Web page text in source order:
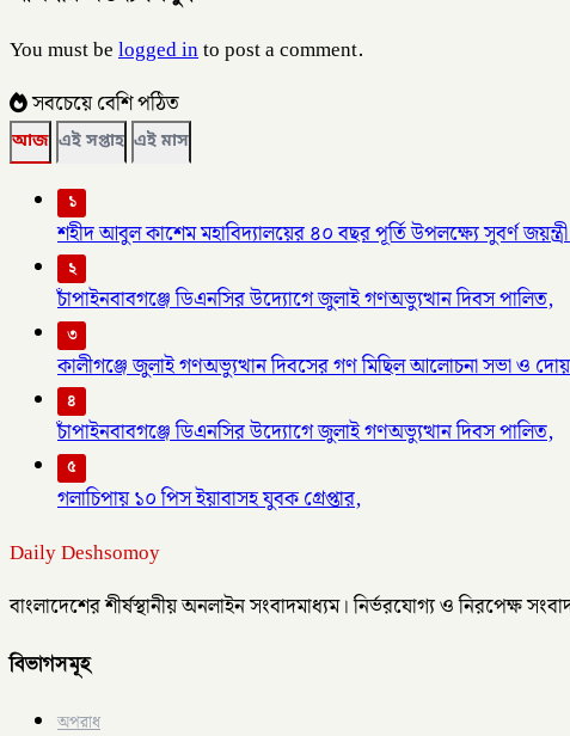
You must belogged into post a comment.
সবচেয়ে বেশি পঠিত
আজ এই সপ্তাহ এই মাস
১
শহীদ আবুল কাশেম মহাবিদ্যালয়ের ৪০ বছর পূর্তি উপলক্ষ্যে সুবর্ণ
২
চাঁপাইনবাবগঞ্জে ডিএনসির উদ্যোগে জুলাই গণঅভ্যুত্থান দিবস পালিত,
৩
কালীগঞ্জে জুলাই গণঅভ্যুত্থান দিবসের গণ মিছিল আলোচনা সভা ও
৪
চাঁপাইনবাবগঞ্জে ডিএনসির উদ্যোগে জুলাই গণঅভ্যুত্থান দিবস পালিত,
৫
গলাচিপায় ১০ পিস ইয়াবাসহ যুবক গ্রেপ্তার,
Daily Deshsomoy
বাংলাদেশের শীর্ষস্থানীয় অনলাইন সংবাদমাধ্যম। নির্ভরযোগ্য ও নিরপেক্ষ
বিভাগসমূহ
অপরাধ